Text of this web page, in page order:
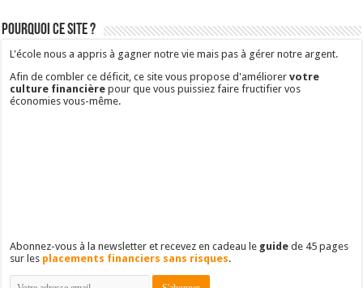
Pourquoi ce site ?
L'école nous a appris à gagner notre vie mais pas à gérer notre argent.
Afin de combler ce déficit, ce site vous propose d'améliorervotre
culture financière pour que vous puissiez faire fructifier vos
économies vous-même.
Abonnez-vous à la newsletter et recevez en cadeau le guide de 45 pages
sur les placements financiers sans risques.